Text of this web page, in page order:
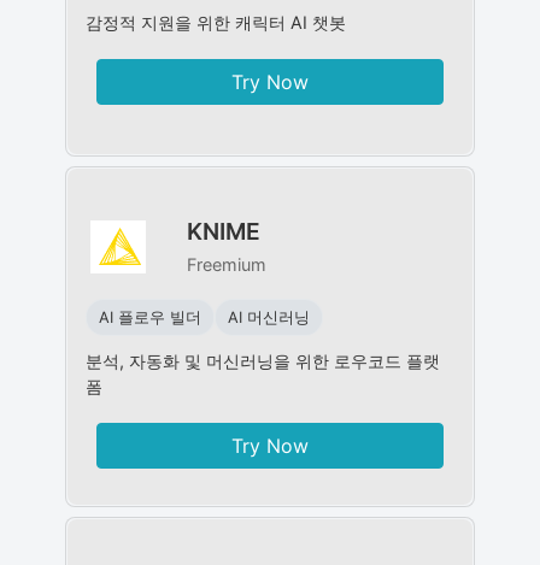
감정적 지원을 위한 캐릭터 AI 챗봇
Try Now
KNIME
Freemium
AI 플로우 빌더 AI 머신러닝
분석, 자동화 및 머신러닝을 위한 로우코드 플랫
폼
Try Now